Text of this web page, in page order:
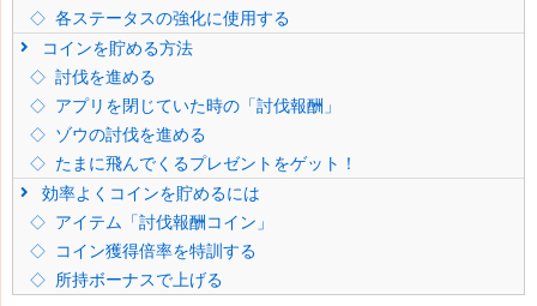
各ステータスの強化に使用する
コインを貯める方法
討伐を進める
アプリを閉じていた時の「討伐報酬」
ゾウの討伐を進める
たまに飛んでくるプレゼントをゲット！
効率よくコインを貯めるには
アイテム「討伐報酬コイン」
コイン獲得倍率を特訓する
所持ボーナスで上げる